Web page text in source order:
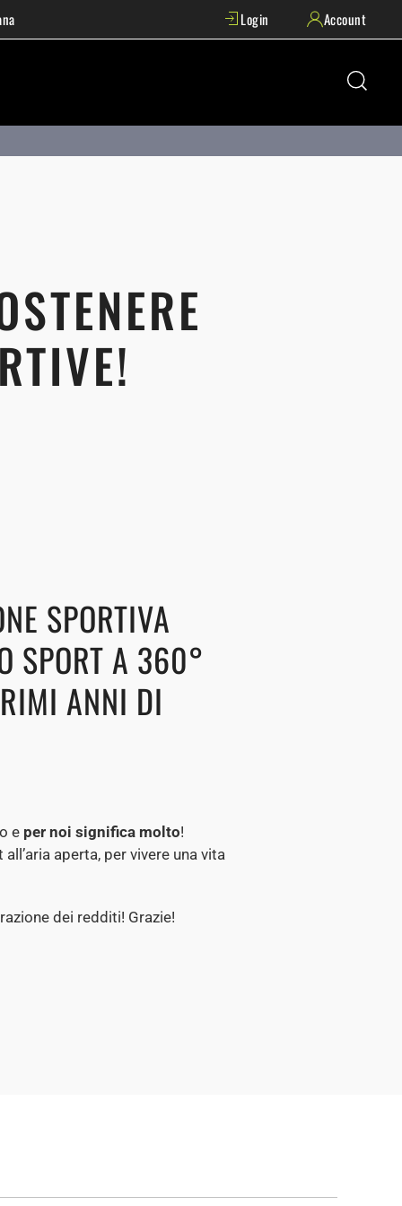
Login Account
SPORTIVA
SPORT A 360°
ANNI DI
e per noi significa molto!
aperta, per vivere una vita
dei redditi! Grazie!